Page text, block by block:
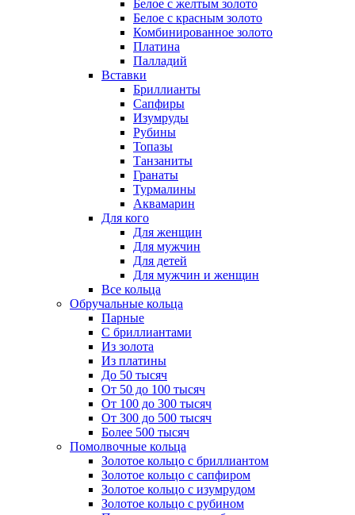
Белое с желтым золото
Белое с красным золото
Комбинированное золото
Платина
Палладий
Вставки
Бриллианты
Сапфиры
Изумруды
Рубины
Топазы
Танзаниты
Гранаты
Турмалины
Аквамарин
Для кого
Для женщин
Для мужчин
Для детей
Для мужчин и женщин
Все кольца
Обручальные кольца
Парные
С бриллиантами
Из золота
Из платины
До 50 тысяч
От 50 до 100 тысяч
От 100 до 300 тысяч
От 300 до 500 тысяч
Более 500 тысяч
Помолвочные кольца
Золотое кольцо с бриллиантом
Золотое кольцо с сапфиром
Золотое кольцо с изумрудом
Золотое кольцо с рубином